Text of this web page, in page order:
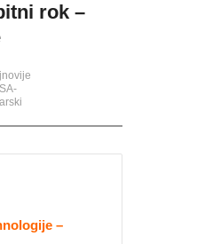
rok –
–